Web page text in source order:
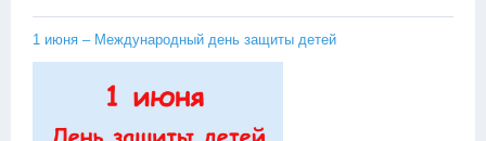
‎1 июня – Международный день защиты детей